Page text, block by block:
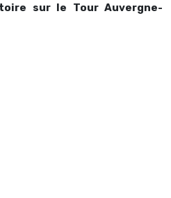
sur le Tour Auvergne-